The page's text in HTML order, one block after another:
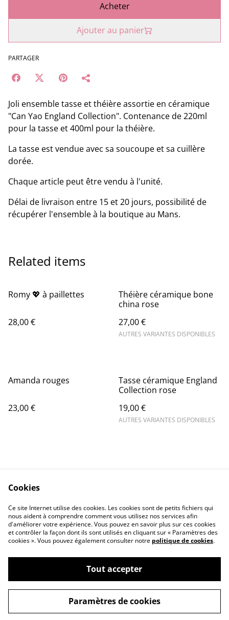
Acheter
Ajouter au panier
PARTAGER
Joli ensemble tasse et théière assortie en céramique
"Can Yao England Collection". Contenance de 220ml
pour la tasse et 400ml pour la théière.
La tasse est vendue avec sa soucoupe et sa cuillère
dorée.
Chaque article peut être vendu à l'unité.
Délai de livraison entre 15 et 20 jours, possibilité de
récupérer l'ensemble à la boutique au Mans.
Related items
Romy 💖 à paillettes
28,00 €
Théière céramique bone
china rose
27,00 €
AUTRES VARIANTES DISPONIBLES
Amanda rouges
23,00 €
Tasse céramique England
Collection rose
19,00 €
AUTRES VARIANTES DISPONIBLES
Contact Us
Legal Terms
Privacy Policy
Cookie Policy
©2026La Mallette de Paulette
powered by
Cookies
Ce site Internet utilise des cookies. Les cookies sont de petits fichiers qui
nous aident à comprendre comment vous utilisez nos services afin
d'améliorer votre expérience. Vous pouvez en savoir plus sur ces cookies
et contrôler la façon dont ils sont utilisés en cliquant sur « Paramètres des
cookies ». Vous pouvez également consulter notre politique de cookies.
Tout accepter
Paramètres de cookies